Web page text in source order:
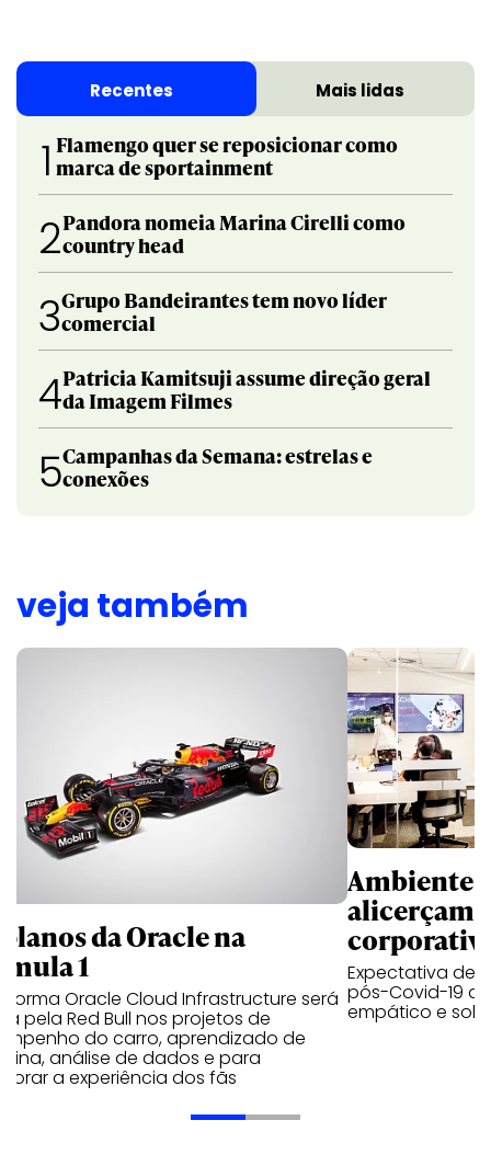
Recentes Mais lidas
1 Flamengo quer se reposicionar como
marca de sportainment
2Pandora nomeia Marina Cirelli como
country head
3Grupo Bandeirantes tem novo líder
comercial
4Patricia Kamitsuji assume direção geral
da Imagem Filmes
5Campanhas da Semana: estrelas e
conexões
veja também
da Oracle na
1
Oracle Cloud Infrastructure será
pela Red Bull nos projetos de
do carro, aprendizado de
análise de dados e para
a experiência dos fãs
Ambientes
alicerçam
Expectativa de
pós-Covid-19
empático e